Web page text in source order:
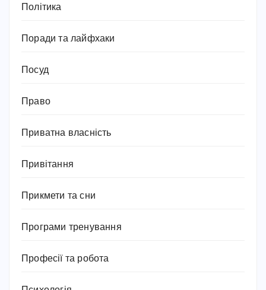
Політика
Поради та лайфхаки
Посуд
Право
Приватна власність
Привітання
Прикмети та сни
Програми тренування
Професії та робота